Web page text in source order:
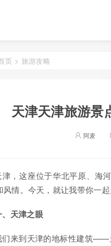
页 > 旅游攻略
天津天津旅游
阿麦
津，这座位于华北平原、海
风情。今天，就让我带你一
、天津之眼
们来到天津的地标性建筑——